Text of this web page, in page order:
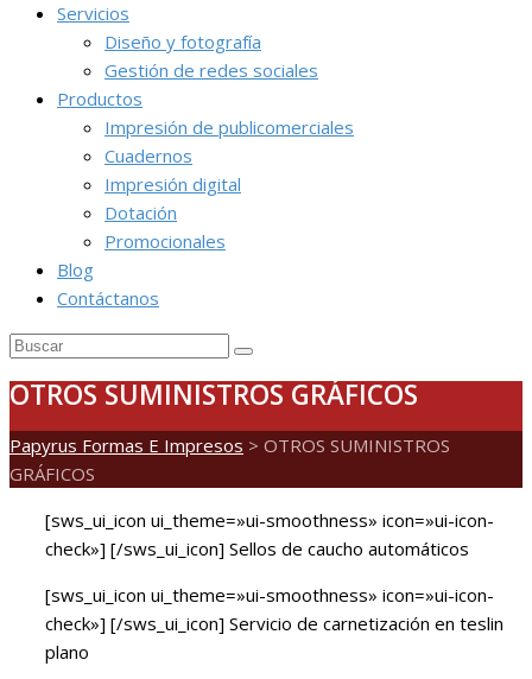
Servicios
Diseño y fotografía
Gestión de redes sociales
Productos
Impresión de publicomerciales
Cuadernos
Impresión digital
Dotación
Promocionales
Blog
Contáctanos
OTROS SUMINISTROS GRÁFICOS
Papyrus Formas E Impresos > OTROS SUMINISTROS
GRÁFICOS
[sws_ui_icon ui_theme=»ui-smoothness» icon=»ui-icon-
check»] [/sws_ui_icon] Sellos de caucho automáticos
[sws_ui_icon ui_theme=»ui-smoothness» icon=»ui-icon-
check»] [/sws_ui_icon] Servicio de carnetización en teslin
plano